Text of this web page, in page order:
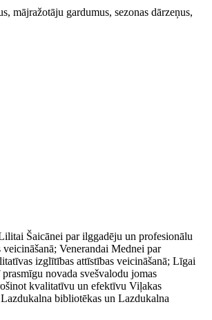
mājražotāju gardumus, sezonas dārzeņus,
Šaicānei par ilggadēju un profesionālu
Venerandai Mednei par
izglītības attīstības veicināšanā; Līgai
novada svešvalodu jomas
kvalitatīvu un efektīvu Viļakas
bibliotēkas un Lazdukalna